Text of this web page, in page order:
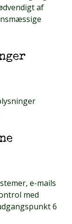
af
e-mails
med
6